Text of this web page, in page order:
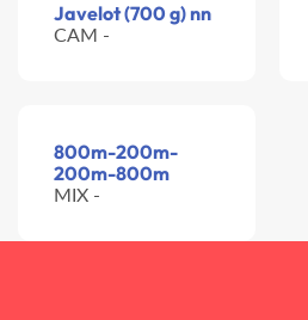
Javelot (700 g) nn
CAM -
800m-200m-
200m-800m
MIX -